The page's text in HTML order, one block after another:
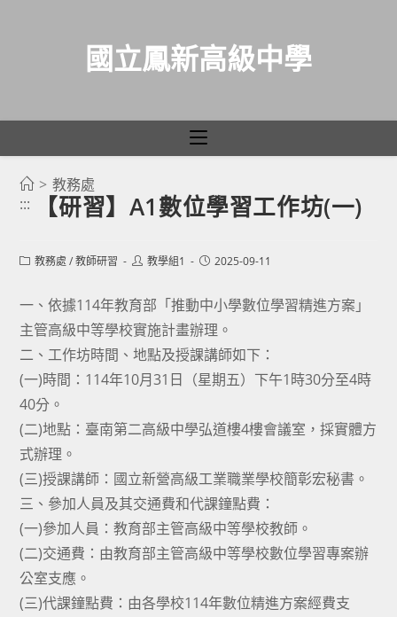
國立鳳新高級中學
> 教務處
:::
【研習】A1數位學習工作坊(一)
Post教務處 / 教師研習
Post教學組1
Post2025-09-11
一、依據114年教育部「推動中小學數位學習精進方案」
主管高級中等學校實施計畫辦理。
二、工作坊時間、地點及授課講師如下：
(一)時間：114年10月31日（星期五）下午1時30分至4時
40分。
(二)地點：臺南第二高級中學弘道樓4樓會議室，採實體方
式辦理。
(三)授課講師：國立新營高級工業職業學校簡彰宏秘書。
三、參加人員及其交通費和代課鐘點費：
(一)參加人員：教育部主管高級中等學校教師。
(二)交通費：由教育部主管高級中等學校數位學習專案辦
公室支應。
(三)代課鐘點費：由各學校114年數位精進方案經費支